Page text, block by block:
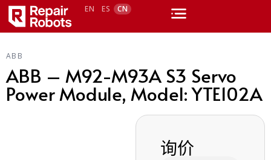
EN ES CN
ABB
ABB – M92-M93A S3 Servo
Power Module, Model: YTE102A
询价